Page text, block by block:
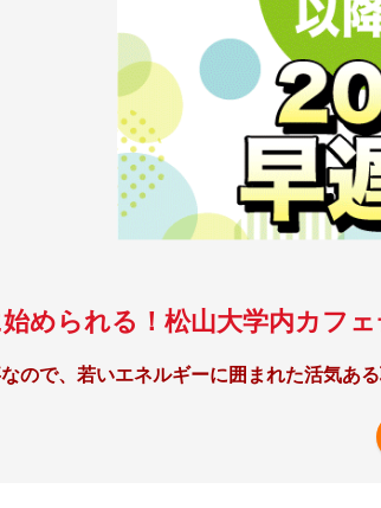
められる！松山大学内カフ
ので、若いエネルギーに囲まれた活気ある